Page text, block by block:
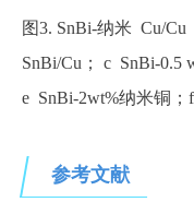
图3. SnBi‑纳米 Cu/
SnBi/Cu； c SnBi‑0.5
e SnBi‑2wt%纳米铜；
参考文献